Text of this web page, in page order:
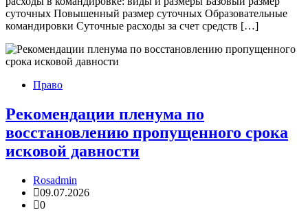
суточных Повышенный размер суточных Образовательные
командировки Суточные расходы за счет средств […]
Право
Рекомендации пленума по
восстановлению пропущенного срока
исковой давности
Rosadmin
09.07.2026
0